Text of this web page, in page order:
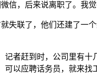
信，后来说离职了。我
联了，他们还建了一
者赶到时，公司里有
以应聘话务员，就来